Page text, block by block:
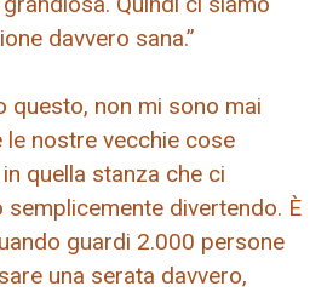
davvero sana.”
questo, non mi sono mai
le nostre vecchie cose
quella stanza che ci
divertendo. È
guardi 2.000 persone
una serata davvero,